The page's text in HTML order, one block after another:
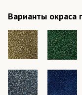
Варианты окраса